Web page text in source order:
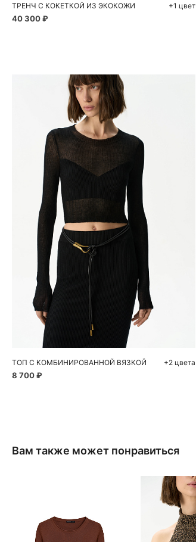
ТРЕНЧ С КОКЕТКОЙ ИЗ ЭКОКОЖИ
40 300 ₽
+1 цвет
Добавить в корзину
L
ТОП С КОМБИНИРОВАННОЙ ВЯЗКОЙ
8 700 ₽
+2 цвета
Вам также может понравиться